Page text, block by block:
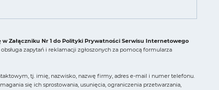
w Załączniku Nr 1 do Polityki Prywatności Serwisu Internetowego
zapytań i reklamacji zgłoszonych za pomocą formularza
tj. imię, nazwisko, nazwę firmy, adres e-mail i numer telefonu.
się ich sprostowania, usunięcia, ograniczenia przetwarzania,